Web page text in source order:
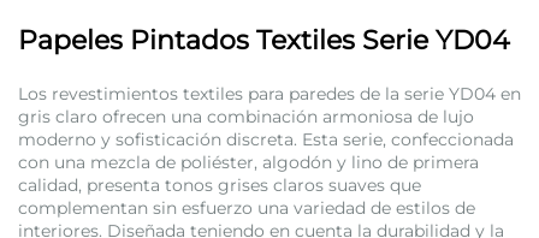
Papeles Pintados Textiles Serie YD04
Los revestimientos textiles para paredes de la serie YD04 en
gris claro ofrecen una combinación armoniosa de lujo
moderno y sofisticación discreta. Esta serie, confeccionada
con una mezcla de poliéster, algodón y lino de primera
calidad, presenta tonos grises claros suaves que
complementan sin esfuerzo una variedad de estilos de
interiores. Diseñada teniendo en cuenta la durabilidad y la